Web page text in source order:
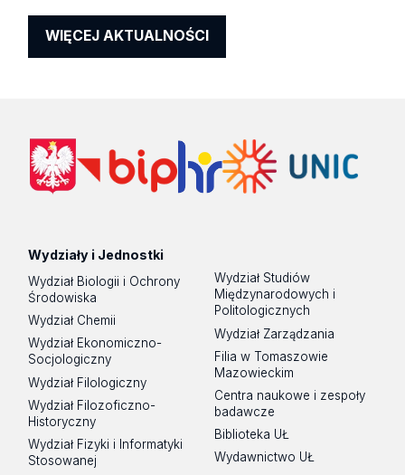
WIĘCEJ AKTUALNOŚCI
Wydziały i Jednostki
Wydział Biologii i Ochrony
Środowiska
Wydział Chemii
Wydział Ekonomiczno-
Socjologiczny
Wydział Filologiczny
Wydział Filozoficzno-
Historyczny
Wydział Fizyki i Informatyki
Stosowanej
Wydział Studiów
Międzynarodowych i
Politologicznych
Wydział Zarządzania
Filia w Tomaszowie
Mazowieckim
Centra naukowe i zespoły
badawcze
Biblioteka UŁ
Wydawnictwo UŁ